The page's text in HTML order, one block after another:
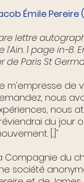
Émile Pereire
lettre
l'Ain. 1 page in-
de Paris St
m'empresse de
nous
nous
du jour
[...]"
Compagnie du
société